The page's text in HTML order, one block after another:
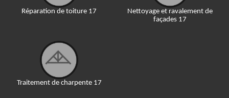
Réparation de toiture 17
Traitement de charpente 17
Nettoyage et ravalement de
façades 17